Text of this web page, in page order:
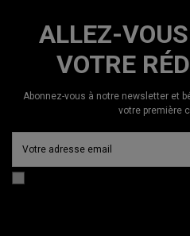
ALLEZ-
VOTRE
Abonnez-vous à notre newsletter et
votre première